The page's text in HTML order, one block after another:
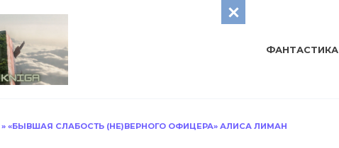
ФАНТАСТИКА
» «БЫВШАЯ СЛАБОСТЬ (НЕ)ВЕРНОГО ОФИЦЕРА» АЛИСА ЛИМАН